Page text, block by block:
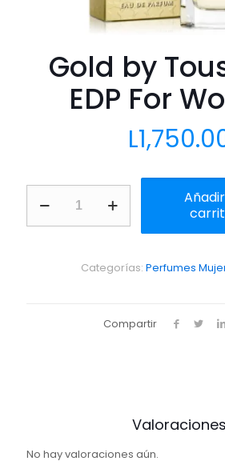
Gold by
EDP For
L
Tous
Categorías: Perfumes
Compartir
Valoraciones
No hay valoraciones aún.